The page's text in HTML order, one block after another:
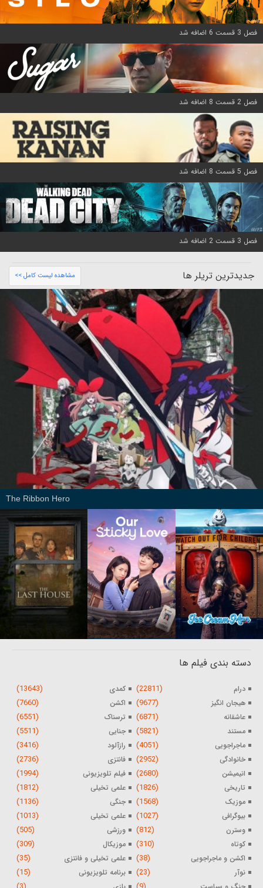
فصل 3 قسمت 6 اضافه شد
فصل 2 قسمت 8 اضافه شد
فصل 5 قسمت 8 اضافه شد
فصل 3 قسمت 2 اضافه شد
جدیدترین تریلر ها مشاهده لیست کامل >>
The Ribbon Hero
دسته بندی فیلم ها
درام (22811) کمدی (13643)
هیجان انگیز (9677) اکشن (7660)
عاشقانه (6871) ترسناک (6551)
مستند (5821) جنایی (5511)
ماجراجویی (4051) رازآلود (3416)
خانوادگی (2952) فانتزی (2736)
انیمیشن (2680) فیلم تلویزیونی (1994)
تاریخی (1826) علمی تخیلی (1812)
موزیک (1568) جنگی (1136)
بیوگرافی (1027) علمی تخیلی (1013)
وسترن (812) ورزشی (505)
کوتاه (310) موزیکال (309)
اکشن و ماجراجویی (38) علمی تخیلی و فانتزی (35)
نوآر (23) برنامه تلویزیونی (15)